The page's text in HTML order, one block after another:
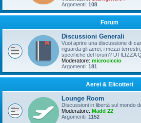
Argomenti: 108
Forum
Discussioni Generali
Vuoi aprire una discussione di
riguarda gli aerei, i mezzi
specifiche del forum? UTILIZZA
Moderatore: microciccio
Argomenti: 181
Aerei & Elicotteri
Lounge Room
Discussioni in libertà sul mondo
Moderatore: Madd 22
Argomenti: 1152